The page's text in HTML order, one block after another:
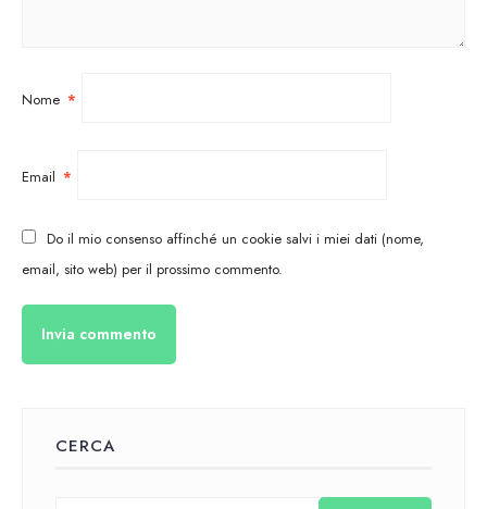
Nome *
Email *
Do il mio consenso affinché un cookie salvi i miei dati (nome,
email, sito web) per il prossimo commento.
CERCA